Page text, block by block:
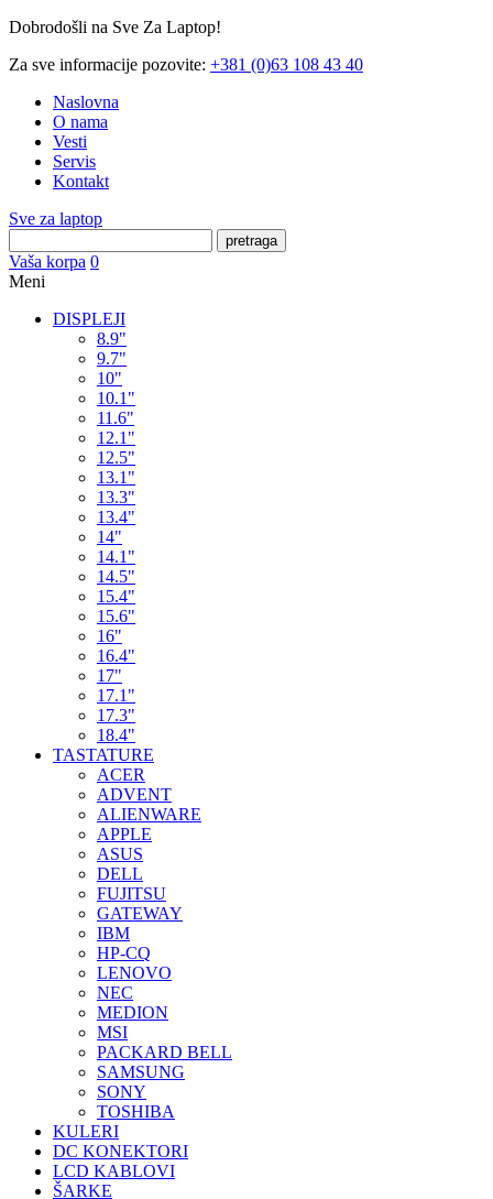
Dobrodošli na Sve Za Laptop!
Za sve informacije pozovite: +381 (0)63 108 43 40
Naslovna
O nama
Vesti
Servis
Kontakt
Sve za laptop
pretraga
Vaša korpa 0
Meni
DISPLEJI
8.9"
9.7"
10"
10.1"
11.6"
12.1"
12.5"
13.1"
13.3"
13.4"
14"
14.1"
14.5"
15.4"
15.6"
16"
16.4"
17"
17.1"
17.3"
18.4"
TASTATURE
ACER
ADVENT
ALIENWARE
APPLE
ASUS
DELL
FUJITSU
GATEWAY
IBM
HP-CQ
LENOVO
NEC
MEDION
MSI
PACKARD BELL
SAMSUNG
SONY
TOSHIBA
KULERI
DC KONEKTORI
LCD KABLOVI
ŠARKE